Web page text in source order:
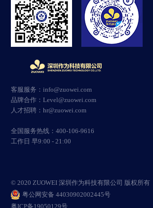
客服服务：info@zuowei.com
品牌合作：Level@zuowei.com
人才招聘：hr@zuowei.com
全国服务热线：400-106-9616
工作日 早9:00 - 21:00
© 2020 ZUOWEI 深圳作为科技有限公司 版权所有
粤公网安备 44030902002445号